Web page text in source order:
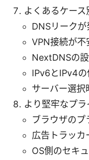
よくあるケー
DNSリーク
VPN接続が不
NextDNSの
IPv6とIPv4
サーバー選択
より堅牢なプ
ブラウザの
広告トラッカ
OS側のセキ